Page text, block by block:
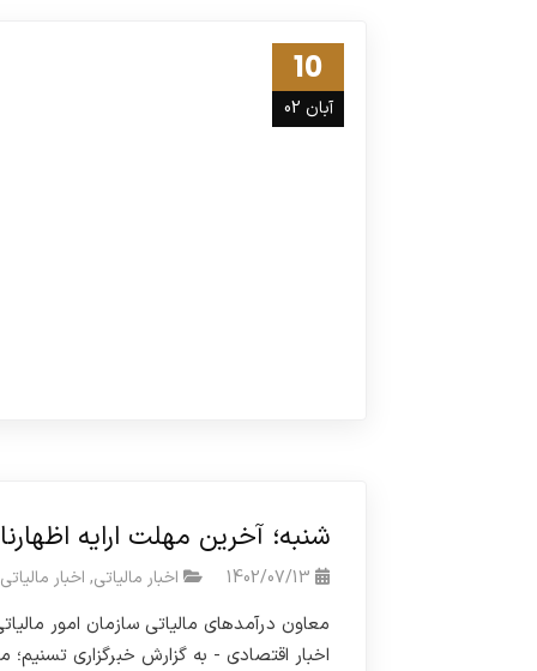
10
آبان 02
شنبه؛ آخرین مهلت ارایه
1402/07/13 اخبار مالیاتی, اخبار
معاون درآمد‌های مالیاتی سازمان امور
اخبار اقتصادی - به گزارش خبرگزاری